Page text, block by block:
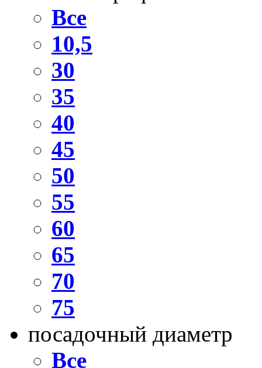
Все
10,5
30
35
40
45
50
55
60
65
70
75
посадочный диаметр
Все